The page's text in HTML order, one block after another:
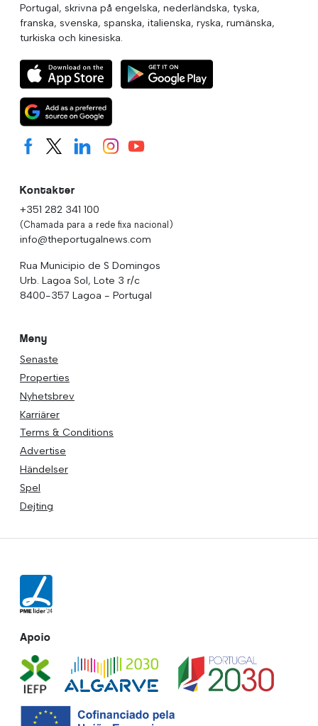
Portugal, skrivna på engelska, nederländska, tyska,
franska, svenska, spanska, italienska, ryska, rumänska,
turkiska och kinesiska.
Kontakter
+351 282 341 100
(Chamada para a rede fixa nacional)
info@theportugalnews.com
Rua Municipio de S Domingos
Urb. Lagoa Sol, Lote 3 r/c
8400-357 Lagoa - Portugal
Meny
Senaste
Properties
Nyhetsbrev
Karriärer
Terms & Conditions
Advertise
Händelser
Spel
Dejting
Apoio